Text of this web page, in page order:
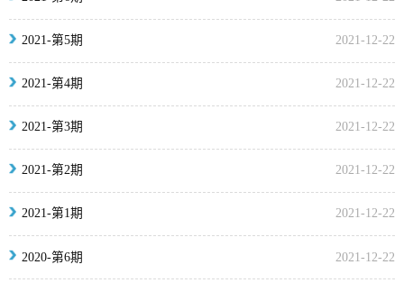
2021-12-22
2021-第5期
2021-12-22
2021-第4期
2021-12-22
2021-第3期
2021-12-22
2021-第2期
2021-12-22
2021-第1期
2021-12-22
2020-第6期